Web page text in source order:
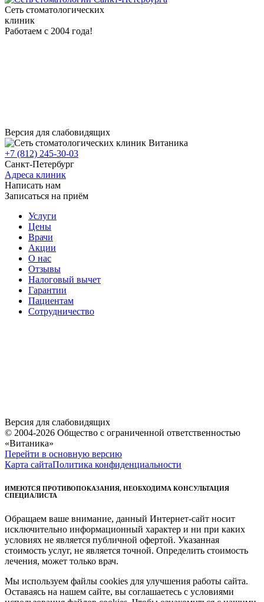
Сеть стоматологических
клиник
Работаем с 2004 года!
Версия для слабовидящих
+7 (812) 245-30-03
Санкт-Петербург
Адреса клиник
Написать нам
Записаться на приём
Услуги
Цены
Врачи
Акции
О нас
Отзывы
Налоговый вычет
Гарантии
Пациентам
Сотрудничество
Версия для слабовидящих
© 2004-2026 Общество с ограниченной ответственностью
«Витаника»
Перейти в основную версию
Карта сайтаПолитика конфиденциальности
ИМЕЮТСЯ ПРОТИВОПОКАЗАНИЯ, НЕОБХОДИМА КОНСУЛЬТАЦИЯ
СПЕЦИАЛИСТА
Обращаем ваше внимание, данный Интернет-сайт носит
исключительно информационный характер и ни при каких
условиях не является публичной офертой. Указанная
стоимость услуг, не является точной. Определить стоимость
лечения, может только врач.
Мы используем файлы cookies для улучшения работы сайта.
Оставаясь на нашем сайте, вы соглашаетесь с условиями